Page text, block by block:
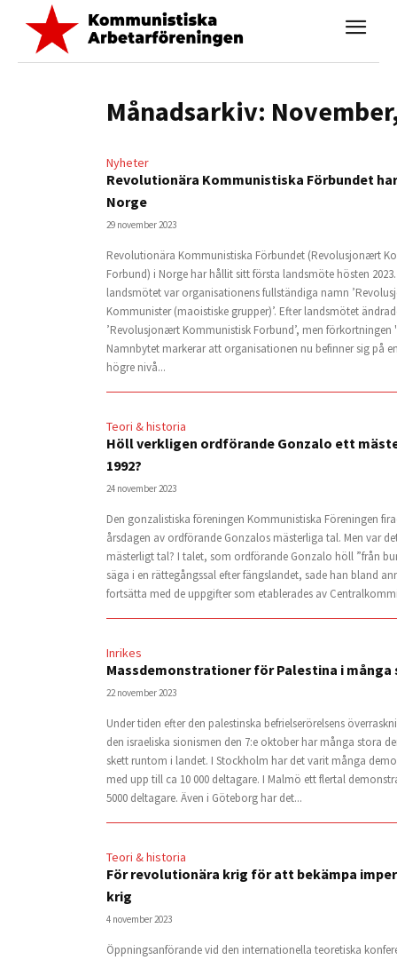
Månadsarkiv:
Nyheter
Revolutionära Kommunistiska Förbundet
Norge
29 november 2023
Revolutionära Kommunistiska Förbundet (Revolusjonært
Forbund) i Norge har hållit sitt första landsmöte hösten
landsmötet var organisationens fullständiga namn
Kommunister (maoistiske grupper)’. Efter landsmötet
’Revolusjonært Kommunistisk Forbund’, men förkortningen
Namnbytet markerar att organisationen nu befinner sig på
högre nivå...
Teori & historia
Höll verkligen ordförande Gonzalo ett
1992?
24 november 2023
Den gonzalistiska föreningen Kommunistiska Föreningen
årsdagen av ordförande Gonzalos mästerliga tal. Men var
mästerligt tal? I talet, som ordförande Gonzalo höll ”från
säga i en rättegångssal efter fängslandet, sade han bland
fortsätta med de uppgifter som etablerades av
Inrikes
Massdemonstrationer för Palestina i många
22 november 2023
Under tiden efter den palestinska befrielserörelsens
den israeliska sionismen den 7:e oktober har många stora
skett runtom i landet. I Stockholm har det varit många
med upp till ca 10 000 deltagare. I Malmö ett flertal
5000 deltagare. Även i Göteborg har det...
Teori & historia
För revolutionära krig för att bekämpa
krig
4 november 2023
Öppningsanförande vid den internationella teoretiska